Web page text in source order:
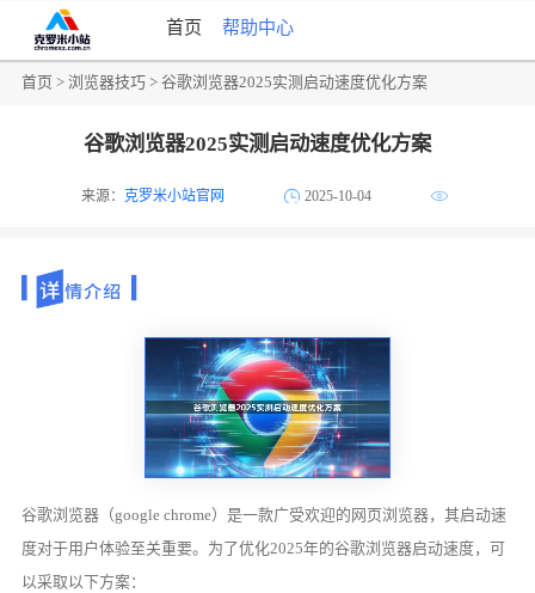
首页 帮助中心
首页 >浏览器技巧 > 谷歌浏览器2025实测启动速度优化方案
谷歌浏览器2025实测启动速度优化方案
来源：克罗米小站官网 2025-10-04
谷歌浏览器（google chrome）是一款广受欢迎的网页浏览器，其启动速
度对于用户体验至关重要。为了优化2025年的谷歌浏览器启动速度，可
以采取以下方案：